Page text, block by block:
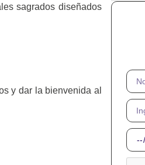
sagrados diseñados
y dar la bienvenida al